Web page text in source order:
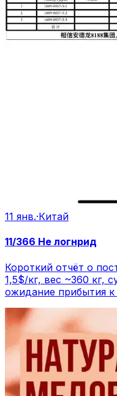
11 янв.·Китай
11/366 Не логнрид
Короткий отчёт о
1,5$/кг, вес ~360 кг,
ожидание прибытия к